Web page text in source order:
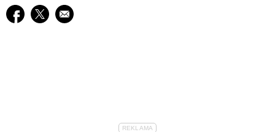
Udostępnij na facebook
Udostępnij na twitter
E-mail do przyjaciela